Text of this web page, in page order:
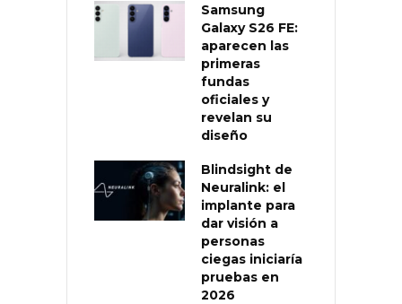
Samsung
Galaxy S26 FE:
aparecen las
primeras
fundas
oficiales y
revelan su
diseño
Blindsight de
Neuralink: el
implante para
dar visión a
personas
ciegas iniciaría
pruebas en
2026